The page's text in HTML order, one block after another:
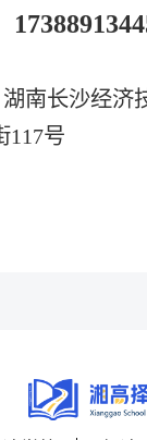
南长沙经济
117号